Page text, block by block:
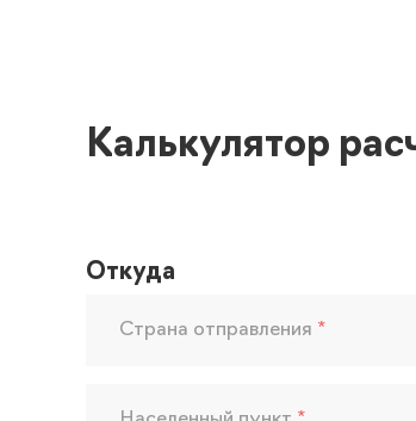
Калькулятор
Откуда
Страна отправления *